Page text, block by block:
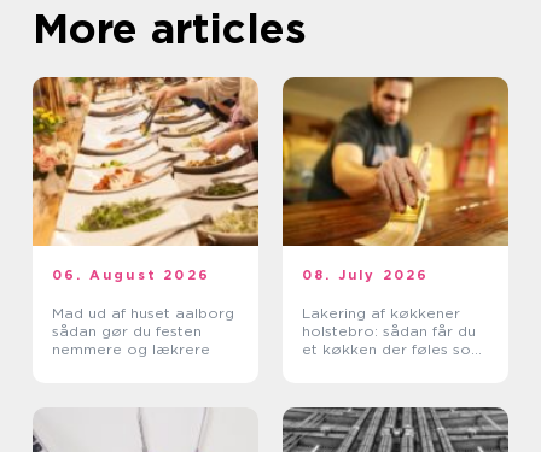
More articles
06. August 2026
Mad ud af huset aalborg
sådan gør du festen
nemmere og lækrere
08. July 2026
Lakering af køkkener
holstebro: sådan får du
et køkken der føles som